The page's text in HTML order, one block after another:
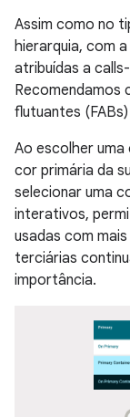
Assim como no
hierarquia, com
atribuídas a
Recomendamos
flutuantes
Ao escolher
cor primária da
selecionar uma
interativos,
usadas com
terciárias
importância.